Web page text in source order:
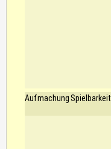
Aufmachung Spielbarkeit